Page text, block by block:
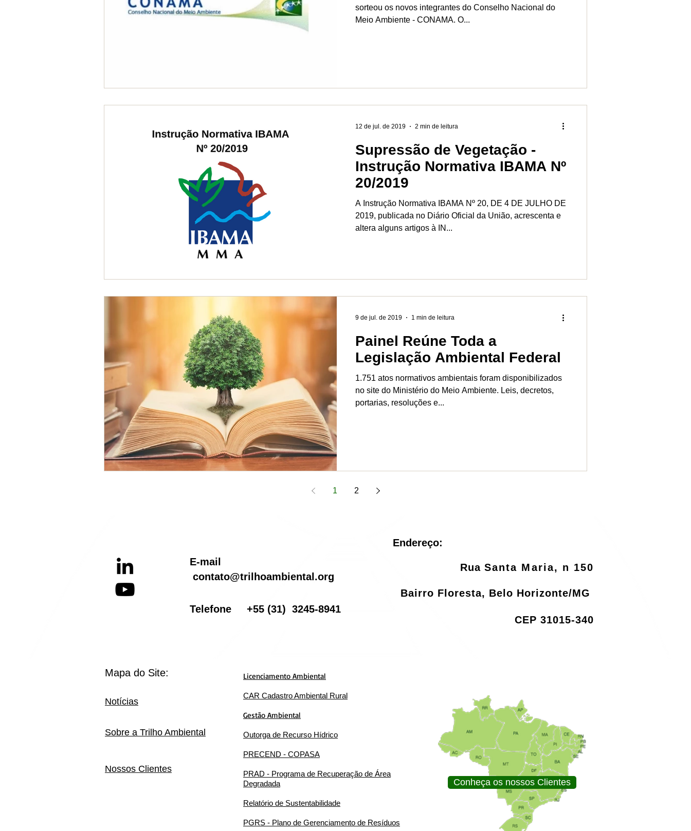
sorteou os novos integrantes do Conselho Nacional do
Meio Ambiente - CONAMA. O...
Supressão de Vegetação -
Instrução Normativa IBAMA Nº
20/2019
A Instrução Normativa IBAMA Nº 20, DE 4 DE JULHO DE
2019, publicada no Diário Oficial da União, acrescenta e
altera alguns artigos à IN...
12 de jul. de 2019 2 min de leitura
Painel Reúne Toda a
Legislação Ambiental Federal
1.751 atos normativos ambientais foram disponibilizados
no site do Ministério do Meio Ambiente. Leis, decretos,
portarias, resoluções e...
9 de jul. de 2019 1 min de leitura
1 2
E-mail
contato@trilhoambiental.org
Telefone +55 (31) 3245-8941
Endereço:
RuaSanta Maria, n 150
Bairro Floresta, Belo Horizonte/MG
CEP 31015-340
Sobre a Trilho Ambiental
Notícias
Nossos Clientes
Mapa do Site: Licenciamento Ambiental
CAR Cadastro Ambiental Rural
Gestão Ambiental
Outorga de Recurso Hídrico
PRECEND - COPASA
PRAD - Programa de Recuperação de Área
Degradada
Relatório de Sustentabilidade
PGRS - Plano de Gerenciamento de Resíduos
Conheça os nossos Clientes